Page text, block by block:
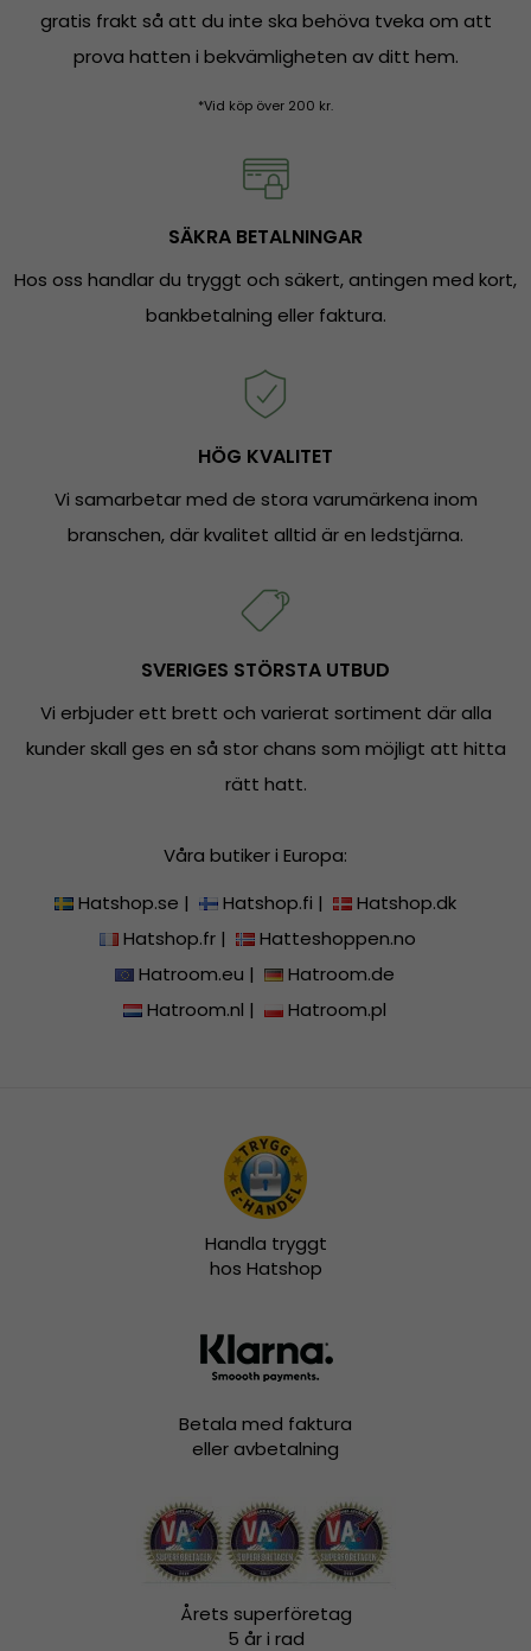
gratis frakt så att du inte ska behöva tveka om att
prova hatten i bekvämligheten av ditt hem.
*Vid köp över 200 kr.
SÄKRA BETALNINGAR
Hos oss handlar du tryggt och säkert, antingen med kort,
bankbetalning eller faktura.
HÖG KVALITET
Vi samarbetar med de stora varumärkena inom
branschen, där kvalitet alltid är en ledstjärna.
SVERIGES STÖRSTA UTBUD
Vi erbjuder ett brett och varierat sortiment där alla
kunder skall ges en så stor chans som möjligt att hitta
rätt hatt.
Våra butiker i Europa:
Hatshop.se | Hatshop.fi |
Hatshop.dk
Hatshop.fr|
Hatteshoppen.no
Hatroom.eu |
Hatroom.de
Hatroom.nl | Hatroom.pl
Handla tryggt
hos Hatshop
Betala med faktura
eller avbetalning
Årets superföretag
5 år i rad